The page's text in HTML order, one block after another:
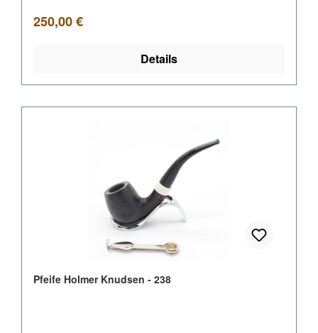
Regulärer Preis:
250,00 €
Details
Pfeife Holmer Knudsen - 238